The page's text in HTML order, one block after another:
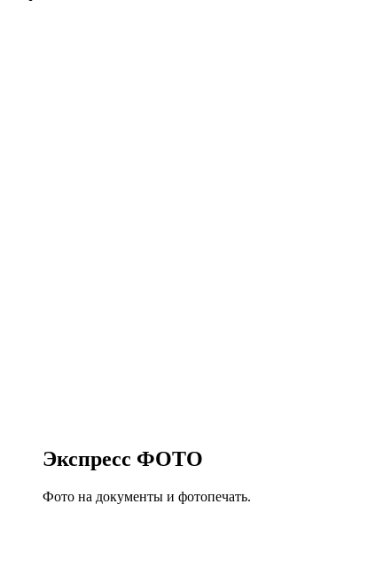
Экспресс ФОТО
Фото на документы и фотопечать.